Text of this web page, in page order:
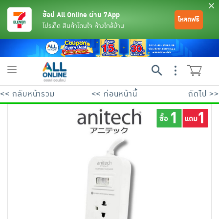
ช้อป All Online ผ่าน 7App
โปรเด็ด สินค้าโดนใจ ห้างใกล้บ้าน
โหลดฟรี
Toggle
<< กลับหน้ารวม << ก่อนหน้านี้ ถัดไป >>